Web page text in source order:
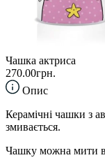
Чашка актриса
270.00грн.
Опис
Керамічні чашки з
змивається.
Чашку можна мити в